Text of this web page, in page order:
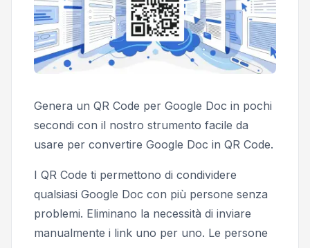
Genera un QR Code per Google Doc in pochi
secondi con il nostro strumento facile da
usare per convertire Google Doc in QR Code.
I QR Code ti permettono di condividere
qualsiasi Google Doc con più persone senza
problemi. Eliminano la necessità di inviare
manualmente i link uno per uno. Le persone